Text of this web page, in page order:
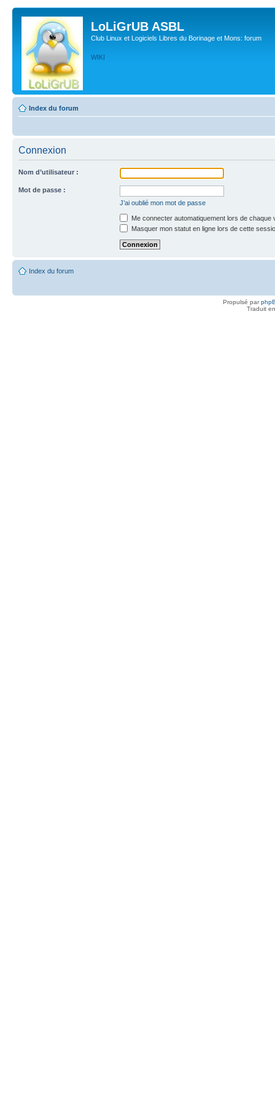
LoLiGrUB ASBL
Club Linux et Logiciels Libres du Borinage et Mons: forum
WIKI
Index du forum
Connexion
Nom d’utilisateur :
Mot de passe :
J’ai oublié mon mot de passe
Me connecter automatiquement lors de chaque
Masquer mon statut en ligne lors de cette
Index du forum
Propulsé par
Traduit